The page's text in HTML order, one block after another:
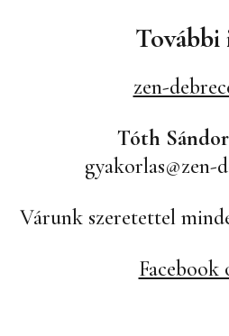
zen-
Tóth
gyakorlas@zen-
Várunk szeretettel
Facebook